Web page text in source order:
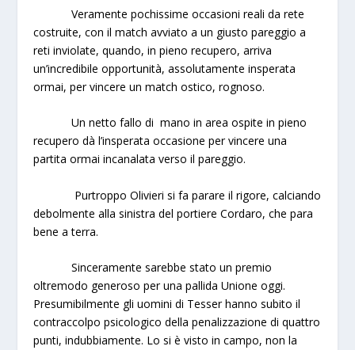
Veramente pochissime occasioni reali da rete
costruite, con il match avviato a un giusto pareggio a
reti inviolate, quando, in pieno recupero, arriva
un’incredibile opportunità, assolutamente insperata
ormai, per vincere un match ostico, rognoso.
Un netto fallo di mano in area ospite in pieno
recupero dà l’insperata occasione per vincere una
partita ormai incanalata verso il pareggio.
Purtroppo Olivieri si fa parare il rigore, calciando
debolmente alla sinistra del portiere Cordaro, che para
bene a terra.
Sinceramente sarebbe stato un premio
oltremodo generoso per una pallida Unione oggi.
Presumibilmente gli uomini di Tesser hanno subito il
contraccolpo psicologico della penalizzazione di quattro
punti, indubbiamente. Lo si è visto in campo, non la